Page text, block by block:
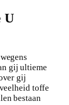
U
gij ultieme
gij
toffe
bestaan